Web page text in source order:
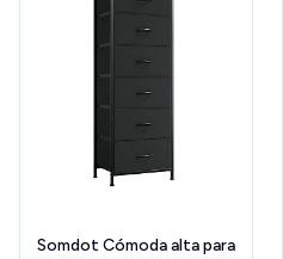
Somdot Cómoda alta para